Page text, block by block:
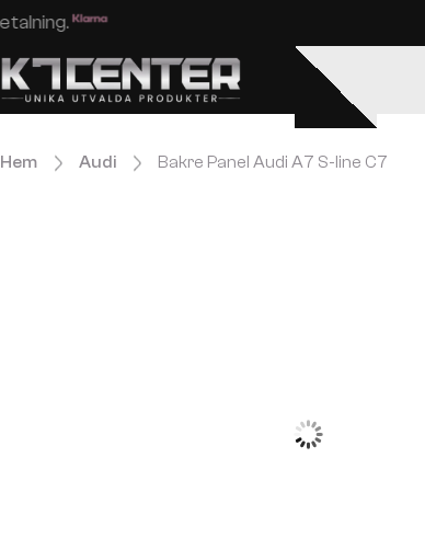
Enkel och säker betalning.
Hem Audi Bakre Panel Audi A7 S-line C7